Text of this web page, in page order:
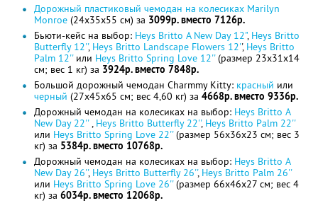
Дорожный пластиковый чемодан на колесиках Marilyn
Monroe (24x35x55 см) за 3099р. вместо 7126р.
Бьюти-кейс на выбор: Heys Britto A New Day 12", Heys Britto
Butterfly 12'', Heys Britto Landscape Flowers 12'', Heys Britto
Palm 12''или Heys Britto Spring Love 12''(размер 23x31x14
см; вес 1 кг) за 3924р. вместо 7848р.
Большой дорожный чемодан Charmmy Kitty: красный или
черный (27x45x65 см; вес 4,60 кг) за 4668р. вместо 9336р.
Дорожный чемодан на колесиках на выбор: Heys Britto A
New Day 22'', Heys Britto Butterfly 22'', Heys Britto Palm 22''
или Heys Britto Spring Love 22''(размер 56x36x23 см; вес 3
кг) за 5384р. вместо 10768р.
Дорожный чемодан на колесиках на выбор: Heys Britto A
New Day 26'', Heys Britto Butterfly 26'', Heys Britto Palm 26''
или Heys Britto Spring Love 26''(размер 66x46x27 см; вес 4
кг) за 6034р. вместо 12068р.